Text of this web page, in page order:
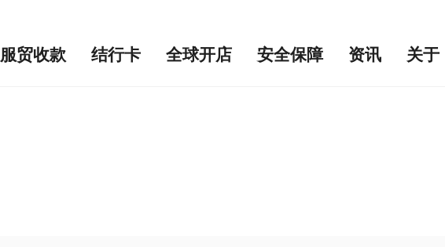
服贸收款 结行卡 全球开店 安全保障 资讯 关于